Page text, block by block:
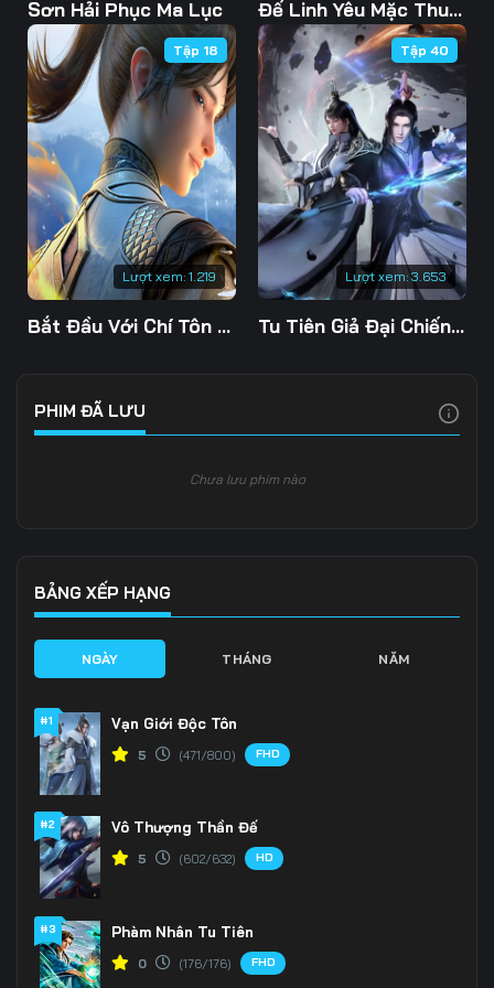
Tập 103 Tập 104 Tập 105
Tập 106 Tập 107 Tập 108
Tập 109 Tập 110 Tập 111
Tập 112 Tập 113 Tập 114
Tập 115 Tập 116 Tập 117
Tập 118 Tập 119 Tập 120
Tập 121 Tập 122 Tập 123
Tập 134
Tập 139
Tập 142
Tập 148 Tập 149
Tập 151
Tập 154 Tập 155
Tập 157
Tập 160 Tập 161
Tập 163 Tập 164
Sơn Hải Phục Ma Lục Đế Linh Yêu Mặc Thuỷ Linh Lung
Lượt xem: 1.219
Tập 18
Bắt Đầu Với Chí Tôn Đan Điền
Lượt xem: 3.653
Tập 40
Tu Tiên Giả Đại Chiến Siêu Năng Lực 3D
PHIM ĐÃ LƯU
Chưa lưu phim nào
BẢNG XẾP HẠNG
NGÀY THÁNG NĂM
#1 Vạn Giới Độc Tôn
5 (471/800) FHD
#2 Vô Thượng Thần Đế
5 (602/632) HD
#3 Phàm Nhân Tu Tiên
0 (176/176) FHD